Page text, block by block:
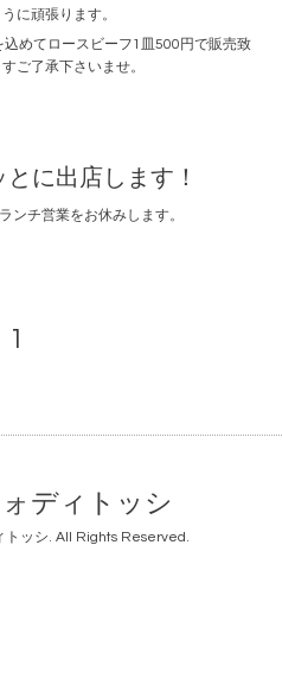
に頑張ります。
めてロースビーフ1皿500円で販売致
ご了承下さいませ。
に出店します！
ンチ営業をお休みします。
1
ディトッシ
トッシ. All Rights Reserved.